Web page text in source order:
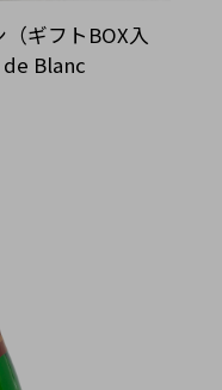
ギフトBOX入
Blanc